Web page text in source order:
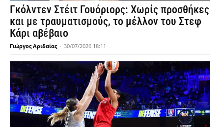
Γκόλντεν Στέιτ Γουόριορς: Χωρίς προσθήκες
και με τραυματισμούς, το μέλλον του Στεφ
Κάρι αβέβαιο
Γιώργος Αριδαίας - 30/07/2026 18:11